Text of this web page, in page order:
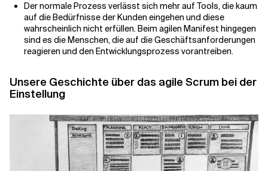
Der normale Prozess verlässt sich mehr auf Tools, die kaum
auf die Bedürfnisse der Kunden eingehen und diese
wahrscheinlich nicht erfüllen. Beim agilen Manifest hingegen
sind es die Menschen, die auf die Geschäftsanforderungen
reagieren und den Entwicklungsprozess vorantreiben.
Unsere Geschichte über das agile Scrum bei der
Einstellung